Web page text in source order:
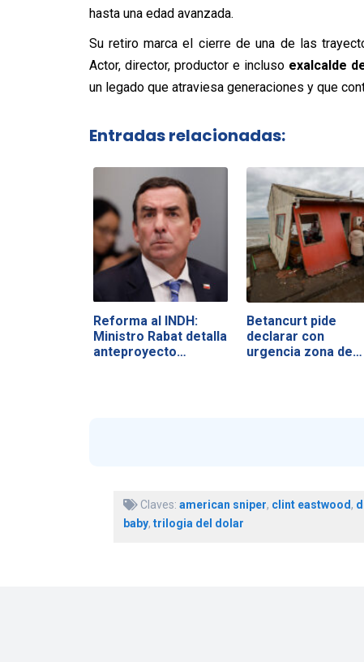
hasta una edad avanzada.
Su retiro marca el cierre de una de las
Actor, director, productor e incluso exalcalde
un legado que atraviesa generaciones y que
Entradas relacionadas:
Reforma al INDH:
Ministro Rabat detalla
anteproyecto…
Betancurt pide
declarar con
urgencia zona de…
Claves: american sniper, clint eastwood,
baby, trilogia del dolar